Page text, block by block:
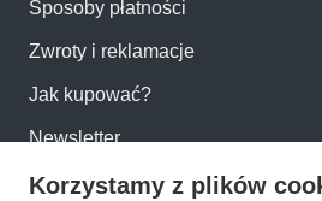
Sposoby płatności
Zwroty i reklamacje
Jak kupować?
Newsletter
Korzystamy z plików